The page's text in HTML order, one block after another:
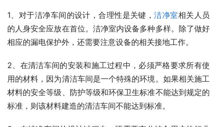
1、对于洁净车间的设计，合理性是关键，洁净室相关人员
的人身安全应放在首位。洁净室内设备多种多样。除了做好
相应的漏电保护外，还需要注意设备的相关接地工作。
2、在清洁车间的安装和施工过程中，必须严格要求所有使
用的材料，因为清洁车间是一个特殊的环境。如果相关施工
材料的安全等级、防护等级和环保卫生标准不能达到规定的
标准，则该材料建造的清洁车间不能达到标准。